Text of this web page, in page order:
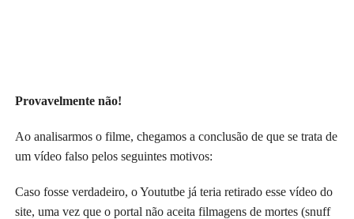
Provavelmente não!
Ao analisarmos o filme, chegamos a conclusão de que se trata de
um vídeo falso pelos seguintes motivos:
Caso fosse verdadeiro, o Yoututbe já teria retirado esse vídeo do
site, uma vez que o portal não aceita filmagens de mortes (snuff